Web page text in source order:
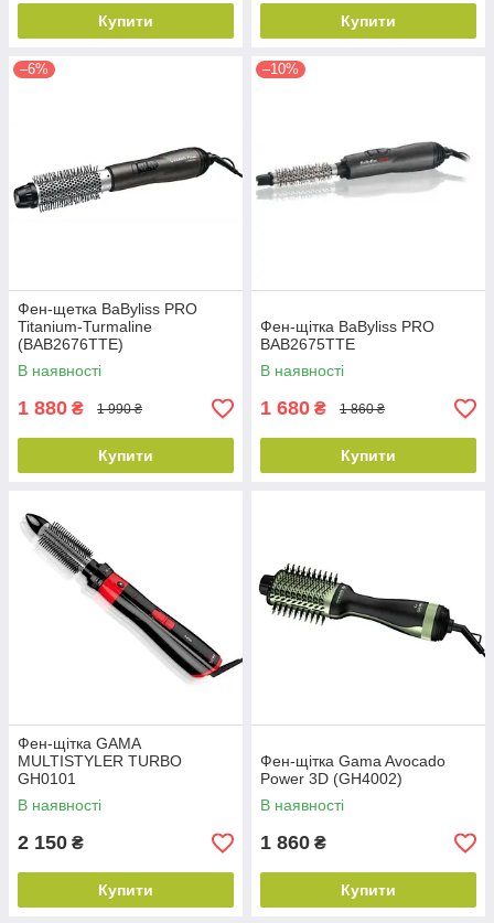
Купити Купити
–6%
Фен-щетка BaByliss PRO
Titanium-Turmaline
(BAB2676TTE)
В наявності
1 880 ₴ 1 990 ₴
Купити
–10%
Фен-щітка BaByliss PRO
BAB2675TTE
В наявності
1 680 ₴ 1 860 ₴
Купити
Фен-щітка GAMA
MULTISTYLER TURBO
GH0101
В наявності
2 150 ₴
Купити
Фен-щітка Gama Avocado
Power 3D (GH4002)
В наявності
1 860 ₴
Купити